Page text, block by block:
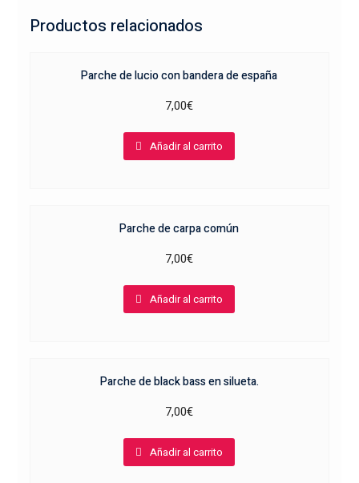
Productos relacionados
Parche de lucio con bandera de españa
7,00€
Añadir al carrito
Parche de carpa común
7,00€
Añadir al carrito
Parche de black bass en silueta.
7,00€
Añadir al carrito